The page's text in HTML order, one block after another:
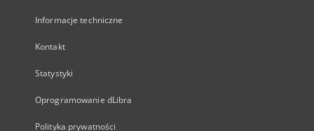
Informacje techniczne
Kontakt
Statystyki
Oprogramowanie dLibra
Polityka prywatności